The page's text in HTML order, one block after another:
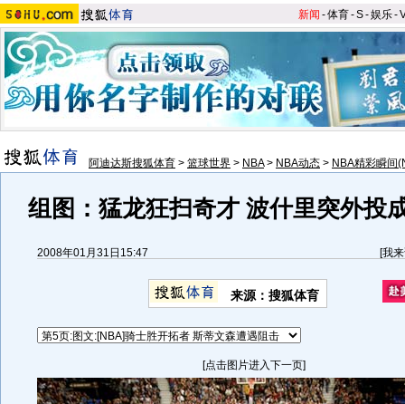
新闻 -体育-S-娱乐-
阿迪达斯搜狐体育 > 篮球世界 > NBA> NBA动态 > NBA精彩瞬间
组图：猛龙狂扫奇才 波什里突外投
2008年01月31日15:47 [我
来源：搜狐体育
[点击图片进入下一页]